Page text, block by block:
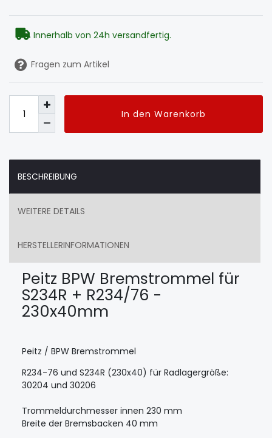
Innerhalb von 24h versandfertig.
Fragen zum Artikel
In den Warenkorb
BESCHREIBUNG
WEITERE DETAILS
HERSTELLERINFORMATIONEN
Peitz BPW Bremstrommel für
S234R + R234/76 -
230x40mm
Peitz / BPW Bremstrommel
R234-76 und S234R (230x40) für Radlagergröße:
30204 und 30206
Trommeldurchmesser innen 230 mm
Breite der Bremsbacken 40 mm